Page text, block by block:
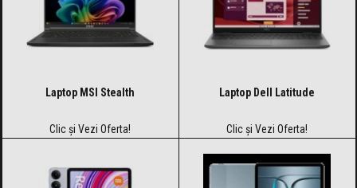
Laptop MSI Stealth
Clic și Vezi Oferta!
Laptop Dell Latitude
Clic și Vezi Oferta!